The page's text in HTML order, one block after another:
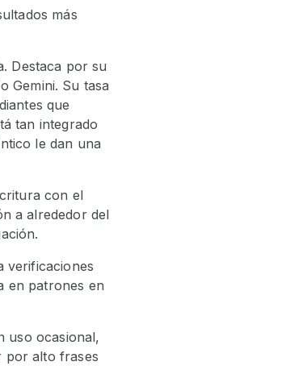
más
Destaca por su
Gemini. Su tasa
que
tan integrado
le dan una
con el
a alrededor del
verificaciones
en patrones en
uso ocasional,
por alto frases